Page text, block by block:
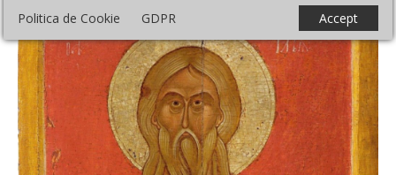
Politica de Cookie GDPR Accept